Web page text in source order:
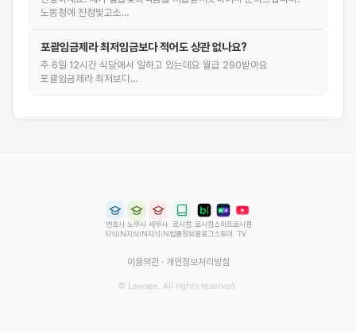
노동청에 진정및고소…
포괄임금제라 최저임금보다 적어도 상관 없나요?
주 6일 12시간 식당에서 일하고 있는데요 월급 290받아요
포괄임금제라 최저보다…
변호사
지식iN
노무사
지식iN
세무사
지식iN
로시컴
법률정보
로시컴
블로그
스마트
스토어
로시컴
TV
이용약관· 개인정보처리방침
© Lawsee. All rights reserved.